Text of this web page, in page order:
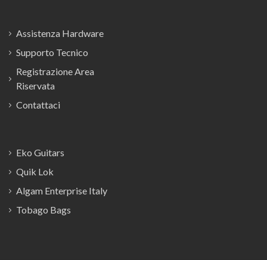
Assistenza Hardware
Supporto Tecnico
Registrazione Area
Riservata
Contattaci
Eko Guitars
Quik Lok
Algam Enterprise Italy
Tobago Bags